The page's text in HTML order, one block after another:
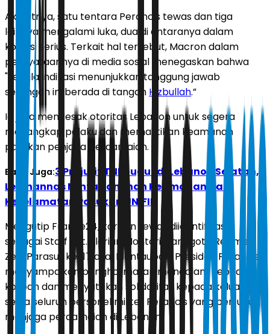
Akibatnya, satu tentara Perancis tewas dan tiga
lainnya mengalami luka, dua di antaranya dalam
kondisi serius. Terkait hal tersebut, Macron dalam
pernyataannya di media sosial menegaskan bahwa
"segala indikasi menunjukkan tanggung jawab
serangan ini berada di tangan Hizbullah.”
Ia juga mendesak otoritas Lebanon untuk segera
menangkap pelaku dan memastikan keamanan
pasukan penjaga perdamaian.
Baca Juga:3 Prajurit TNI Gugur di Lebanon Selatan,
Lemhannas Minta Jaminan Keamanan dan
Keselamatan Pasukan UNIFIL
Mengutip France24, korban tewas diidentifikasi
sebagai Staff Sgt. Florian Montorio, anggota Resimen
Zeni Parasut ke-17 asal Montauban. Presiden Perancis
menyampaikan penghormatan mendalam kepada
korban dan menyatakan solidaritas kepada keluarga
serta seluruh personel militer Perancis yang bertugas
menjaga perdamaian di Lebanon.